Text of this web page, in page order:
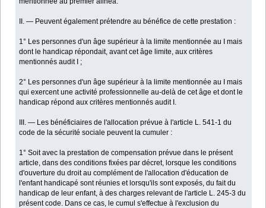
II. ― Peuvent également prétendre au bénéfice de cette prestation :
1° Les personnes d'un âge supérieur à la limite mentionnée au I mais
dont le handicap répondait, avant cet âge limite, aux critères
mentionnés audit I ;
2° Les personnes d'un âge supérieur à la limite mentionnée au I mais
qui exercent une activité professionnelle au-delà de cet âge et dont le
handicap répond aux critères mentionnés audit I.
III. ― Les bénéficiaires de l'allocation prévue à l'article L. 541-1 du
code de la sécurité sociale peuvent la cumuler :
1° Soit avec la prestation de compensation prévue dans le présent
article, dans des conditions fixées par décret, lorsque les conditions
d'ouverture du droit au complément de l'allocation d'éducation de
l'enfant handicapé sont réunies et lorsqu'ils sont exposés, du fait du
handicap de leur enfant, à des charges relevant de l'article L. 245-3 du
présent code. Dans ce cas, le cumul s'effectue à l'exclusion du